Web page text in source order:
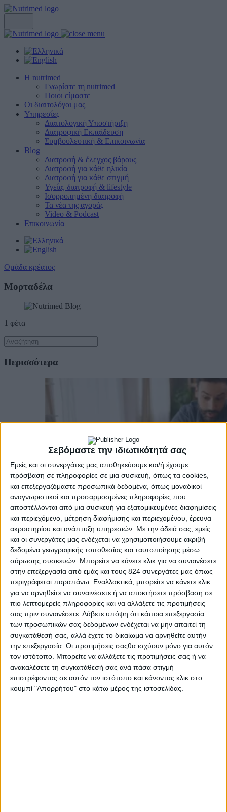
Σεβόμαστε την ιδιωτικότητά σας
Εμείς και οι συνεργάτες μας αποθηκεύουμε και/ή έχουμε
πρόσβαση σε πληροφορίες σε μια συσκευή, όπως τα cookies,
και επεξεργαζόμαστε προσωπικά δεδομένα, όπως μοναδικοί
αναγνωριστικοί και προσαρμοσμένες πληροφορίες που
αποστέλλονται από μια συσκευή για εξατομικευμένες διαφημίσεις
και περιεχόμενο, μέτρηση διαφήμισης και περιεχομένου, έρευνα
ακροατηρίου και ανάπτυξη υπηρεσιών. Με την άδειά σας, εμείς
και οι συνεργάτες μας ενδέχεται να χρησιμοποιήσουμε ακριβή
δεδομένα γεωγραφικής τοποθεσίας και ταυτοποίησης μέσω
σάρωσης συσκευών. Μπορείτε να κάνετε κλικ για να συναινέσετε
στην επεξεργασία από εμάς και τους 824 συνεργάτες μας όπως
περιγράφεται παραπάνω. Εναλλακτικά, μπορείτε να κάνετε κλικ
για να αρνηθείτε να συναινέσετε ή να αποκτήσετε πρόσβαση σε
πιο λεπτομερείς πληροφορίες και να αλλάξετε τις προτιμήσεις
σας πριν συναινέσετε. Λάβετε υπόψη ότι κάποια επεξεργασία
των προσωπικών σας δεδομένων ενδέχεται να μην απαιτεί τη
συγκατάθεσή σας, αλλά έχετε το δικαίωμα να αρνηθείτε αυτήν
την επεξεργασία. Οι προτιμήσεις σαςθα ισχύουν μόνο για αυτόν
τον ιστότοπο. Μπορείτε να αλλάξετε τις προτιμήσεις σας ή να
ανακαλέσετε τη συγκατάθεσή σας ανά πάσα στιγμή
επιστρέφοντας σε αυτόν τον ιστότοπο και κάνοντας κλικ στο
κουμπί "Απορρήτου" στο κάτω μέρος της ιστοσελίδας.
Η nutrimed
Γνωρίστε τη nutrimed
Ποιοι είμαστε
Οι διαιτολόγοι μας
Υπηρεσίες
Διαιτολογική Υποστήριξη
Διατροφική Εκπαίδευση
Συμβουλευτική & Επικοινωνία
Blog
Διατροφή & έλεγχος βάρους
Διατροφή για κάθε ηλικία
Διατροφή για κάθε στιγμή
Υγεία, διατροφή & lifestyle
Ισορροπημένη διατροφή
Τα νέα της αγοράς
Video & Podcast
Επικοινωνία
Ομάδα κρέατος
Mορταδέλα
1 φέτα
Περισσότερα
Υγεία, διατροφή & lifestyle
Διατροφή 2.0: τα τρόφιμα του μέλλοντος
18 Μάι